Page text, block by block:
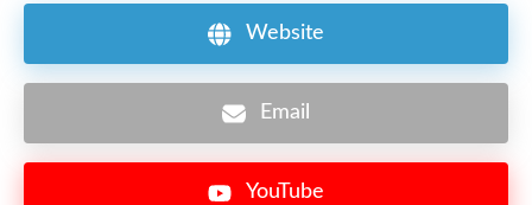
Website
Email
YouTube